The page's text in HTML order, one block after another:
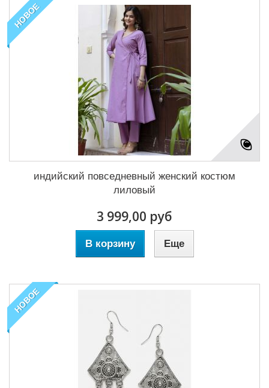
НОВОЕ
индийский повседневный женский костюм
лиловый
3 999,00 руб
В корзину Еще
НОВОЕ